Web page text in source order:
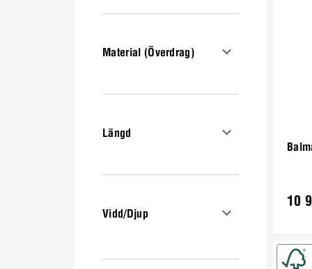
Material (Överdrag)
Längd
Vidd/Djup
10